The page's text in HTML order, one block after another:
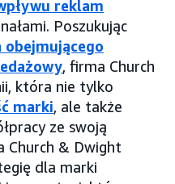
reklam
Poszukując
obejmującego
, firma Church
która nie tylko
marki, ale także
ze swoją
Church & Dwight
dla marki